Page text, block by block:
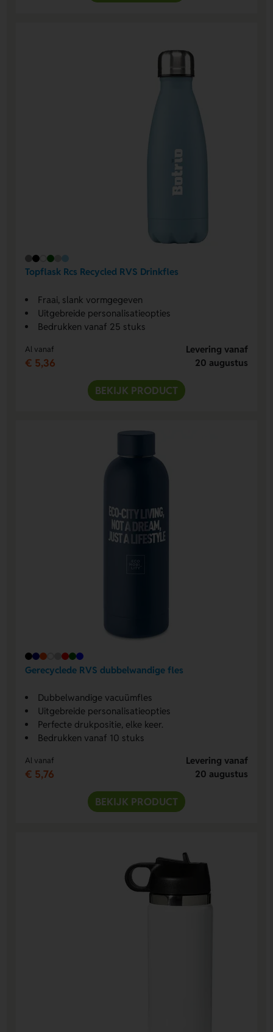
Topflask Rcs Recycled RVS Drinkfles
Fraai, slank vormgegeven
Uitgebreide personalisatieopties
Bedrukken vanaf 25 stuks
Al vanaf
€ 5,36
Levering vanaf
20 augustus
BEKIJK PRODUCT
Gerecyclede RVS dubbelwandige fles
Dubbelwandige vacuümfles
Uitgebreide personalisatieopties
Perfecte drukpositie, elke keer.
Bedrukken vanaf 10 stuks
Al vanaf
€ 5,76
Levering vanaf
20 augustus
BEKIJK PRODUCT